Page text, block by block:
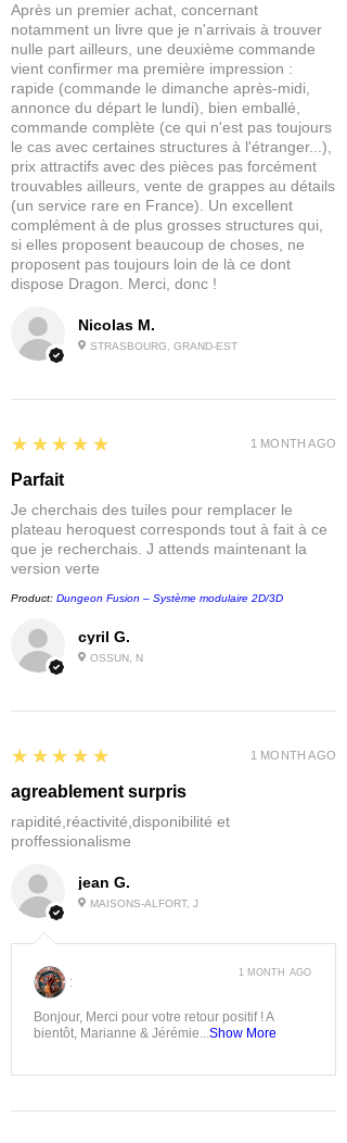
Nicolas M.
STRASBOURG, GRAND-EST
Après un premier achat, concernant
notamment un livre que je n'arrivais à trouver
nulle part ailleurs, une deuxième commande
vient confirmer ma première impression :
rapide (commande le dimanche après-midi,
annonce du départ le lundi), bien emballé,
commande complète (ce qui n'est pas toujours
le cas avec certaines structures à l'étranger...),
prix attractifs avec des pièces pas forcément
trouvables ailleurs, vente de grappes au détails
(un service rare en France). Un excellent
complément à de plus grosses structures qui,
si elles proposent beaucoup de choses, ne
proposent pas toujours loin de là ce dont
dispose Dragon. Merci, donc !
cyril G.
OSSUN, N
5
★★★★★
Parfait
Je cherchais des tuiles pour remplacer le
plateau heroquest corresponds tout à fait à ce
que je recherchais. J attends maintenant la
version verte
Product: Dungeon Fusion – Système modulaire 2D/3D
1 MONTH AGO
jean G.
MAISONS-ALFORT, J
5
★★★★★
agreablement surpris
rapidité,réactivité,disponibilité et
proffessionalisme
1 MONTH AGO
:
Bonjour, Merci pour votre retour positif ! A
bientôt, Marianne & Jérémie...Show More
1 MONTH AGO